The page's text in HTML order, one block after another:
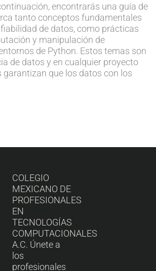
encontrarás una guía de
tanto conceptos fundamentales
de datos, como prácticas
y manipulación de
de Python. Estos temas son
de datos y en cualquier proyecto
garantizan que los datos con los
COLEGIO
MEXICANO DE
PROFESIONALES
EN
TECNOLOGÍAS
COMPUTACIONALES
A.C. Únete a
los
profesionales